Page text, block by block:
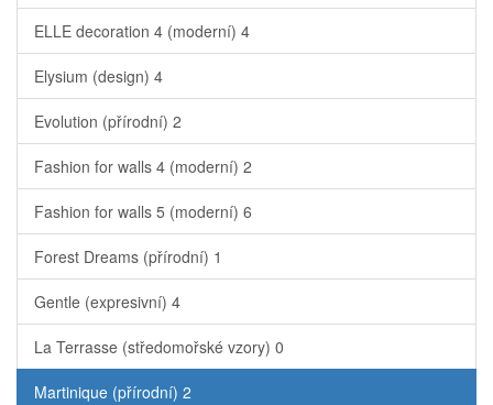
ELLE decoration 4 (moderní) 4
Elysium (design) 4
Evolution (přírodní) 2
Fashion for walls 4 (moderní) 2
Fashion for walls 5 (moderní) 6
Forest Dreams (přírodní) 1
Gentle (expresivní) 4
La Terrasse (středomořské vzory) 0
Martinique (přírodní) 2